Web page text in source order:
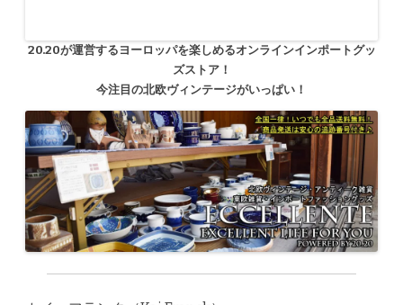
20.20が運営するヨーロッパを楽しめるオンラインインポートグッ
ズストア！
今注目の北欧ヴィンテージがいっぱい！